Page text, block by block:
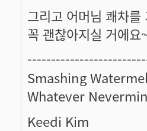
그리고 어머님 쾌차를
꼭 괜찮아지실 거에요
Smashing
Whatever
Keedi Kim